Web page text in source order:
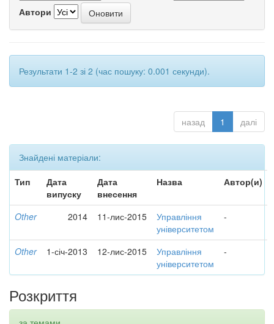
Автори
Результати 1-2 зі 2 (час пошуку: 0.001 секунди).
назад 1 далі
Знайдені матеріали:
Тип
Дата
випуску
Дата
внесення
Назва Автор(и)
Other 2014 11-лис-2015
Управління
університетом
-
Other 1-січ-2013 12-лис-2015
Управління
університетом
-
Розкриття